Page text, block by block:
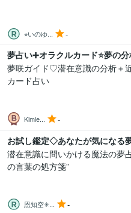
⭐︎いのゆ... -
夢占い➕オラクルカード⭐️夢の
夢咲ガイド♡潜在意識の分析＋
カード占い
Kimie... -
お試し鑑定◇あなたが気になる
潜在意識に問いかける魔法の夢
の言葉の処方箋”
恩知空✳︎... -